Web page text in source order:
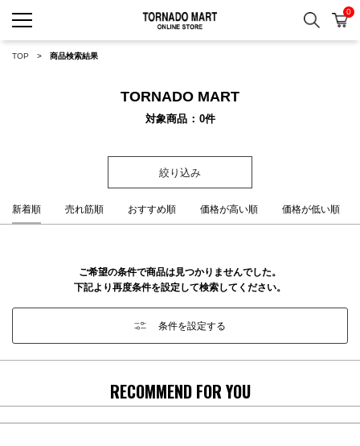
検索 カ
0
TOP 商品検索結果
TORNADO MART
対象商品 0件
絞り込み
新着順 売れ筋順 おすすめ順 価格が高い順 価格が低い順
ご希望の条件で商品は見つかりませんでした。
下記より再度条件を設定して検索してください。
条件を設定する
RECOMMEND FOR YOU